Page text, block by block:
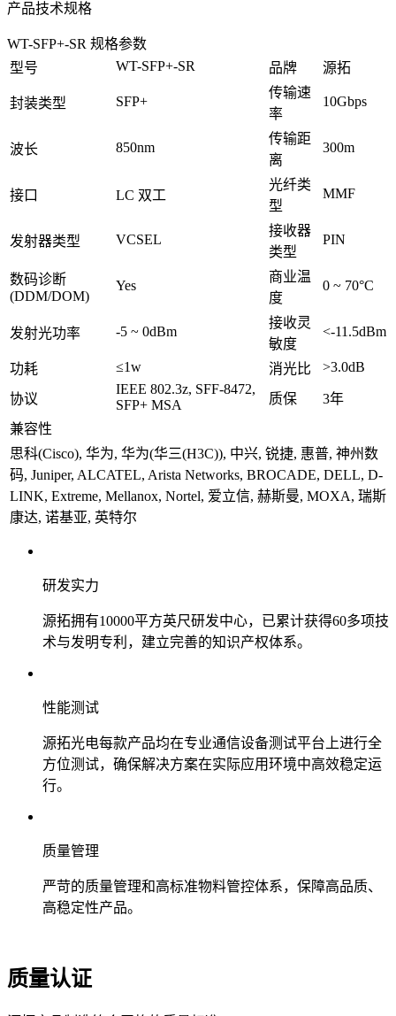
产品技术规格
WT-SFP+-SR 规格参数
型号
WT-SFP+-SR 品牌 源拓
封装类型 SFP+
传输速
率
10Gbps
波长 850nm
传输距
离
300m
接口 LC 双工
光纤类
型
MMF
发射器类型 VCSEL
接收器
类型
PIN
数码诊断
(DDM/DOM)
Yes
商业温
度
0 ~ 70°C
发射光功率 -5 ~ 0dBm
接收灵
敏度
<-11.5dBm
功耗 ≤1w 消光比 >3.0dB
协议
IEEE 802.3z, SFF-8472,
SFP+ MSA
质保
3年
兼容性
思科(Cisco), 华为, 华为(华三(H3C)), 中兴, 锐捷, 惠普, 神州数
码, Juniper, ALCATEL, Arista Networks, BROCADE, DELL, D-
LINK, Extreme, Mellanox, Nortel, 爱立信, 赫斯曼, MOXA, 瑞斯
康达, 诺基亚, 英特尔
研发实力
源拓拥有10000平方英尺研发中心，已累计获得60多项技
术与发明专利，建立完善的知识产权体系。
性能测试
源拓光电每款产品均在专业通信设备测试平台上进行全
方位测试，确保解决方案在实际应用环境中高效稳定运
行。
质量管理
严苛的质量管理和高标准物料管控体系，保障高品质、
高稳定性产品。
质量认证